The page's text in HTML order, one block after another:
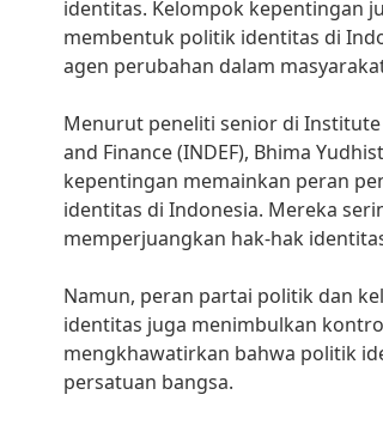
identitas. Kelompok kepentingan
membentuk politik identitas di
agen perubahan dalam
Menurut peneliti senior di
and Finance (INDEF), Bhima
kepentingan memainkan peran
identitas di Indonesia. Mereka
memperjuangkan hak-hak
Namun, peran partai politik dan
identitas juga menimbulkan
mengkhawatirkan bahwa politik
persatuan bangsa.